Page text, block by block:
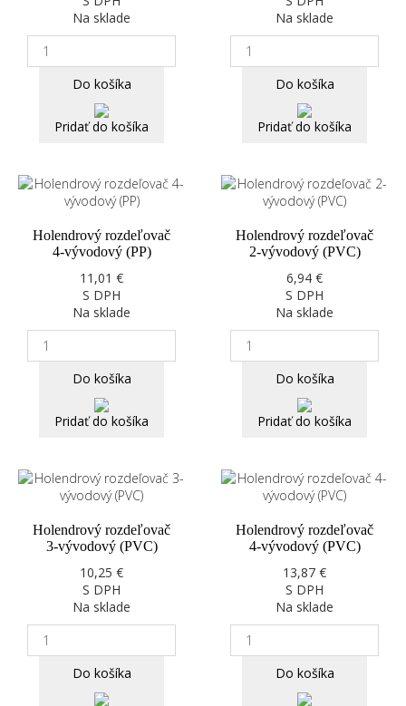
Na sklade
Do košíka
Pridať do košíka
Na sklade
Do košíka
Pridať do košíka
Holendrový rozdeľovač
4-vývodový (PP)
11,01 €
S DPH
Na sklade
Do košíka
Pridať do košíka
Holendrový rozdeľovač
2-vývodový (PVC)
6,94 €
S DPH
Na sklade
Do košíka
Pridať do košíka
Holendrový rozdeľovač
3-vývodový (PVC)
10,25 €
S DPH
Na sklade
Do košíka
Holendrový rozdeľovač
4-vývodový (PVC)
13,87 €
S DPH
Na sklade
Do košíka